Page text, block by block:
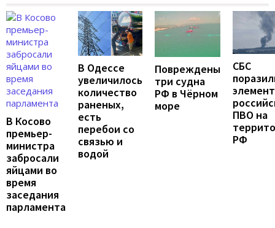
В Косово
премьер-
министра
забросали
яйцами во
время
заседания
парламента
В Одессе
увеличилось
количество
раненых,
есть
перебои со
связью и
водой
Повреждены
три судна
РФ в Чёрном
море
СБС
ПВО на
РФ